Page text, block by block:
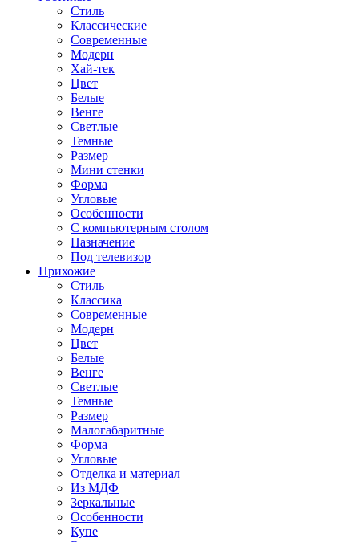
Стиль
Классические
Современные
Модерн
Хай-тек
Цвет
Белые
Венге
Светлые
Темные
Размер
Мини стенки
Форма
Угловые
Особенности
С компьютерным столом
Назначение
Под телевизор
Прихожие
Стиль
Классика
Современные
Модерн
Цвет
Белые
Венге
Светлые
Темные
Размер
Малогабаритные
Форма
Угловые
Отделка и материал
Из МДФ
Зеркальные
Особенности
Купе